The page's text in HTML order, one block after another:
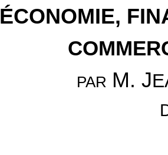
ÉCONOMIE,
PAR M. J